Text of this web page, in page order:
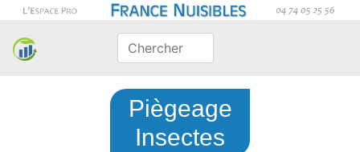
Piègeage
Insectes